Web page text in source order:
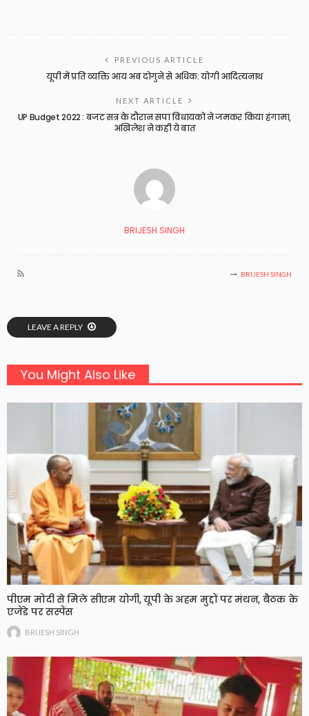
PREVIOUS ARTICLE
यूपी में प्रति व्यक्ति आय अब दोगुने से अधिक: योगी आदित्यनाथ
NEXT ARTICLE
UP Budget 2022 : बजट सत्र के दौरान सपा विधायकों ने जमकर किया हंगामा,
अखिलेश ने कही ये बात
BRIJESH SINGH
BRIJESH SINGH
LEAVE A REPLY
You Might Also Like
पीएम मोदी से मिले सीएम योगी, यूपी के अहम मुद्दों पर मंथन, बैठक के
एजेंडे पर सस्पेंस
BRIJESH SINGH